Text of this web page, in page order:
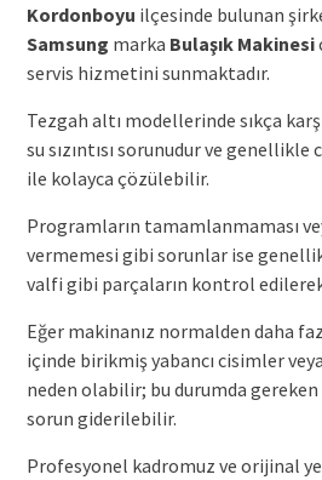
Kordonboyu ilçesinde bulunan
Samsung marka Bulaşık Makinesi
servis hizmetini sunmaktadır.
Tezgah altı modellerinde sıkça
su sızıntısı sorunudur ve
ile kolayca çözülebilir.
Programların tamamlanmaması
vermemesi gibi sorunlar ise
valfi gibi parçaların kontrol
Eğer makinanız normalden daha
içinde birikmiş yabancı cisimler
neden olabilir; bu durumda
sorun giderilebilir.
Profesyonel kadromuz ve orijinal